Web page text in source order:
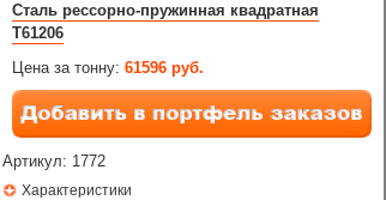
Сталь рессорно-пружинная квадратная
T61206
Цена за тонну: 61596 руб.
Артикул: 1772
Характеристики